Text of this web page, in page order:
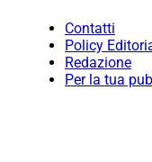
Contatti
Policy
Redazione
Per la tua